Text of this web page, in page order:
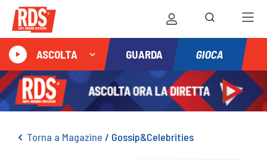
ASCOLTA GUARDA GIOCA
Torna a Magazine / Gossip&Celebrities